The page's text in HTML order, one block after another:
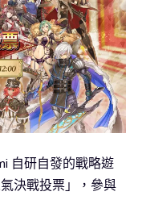
自研自發的戰略遊
決戰投票」，參與